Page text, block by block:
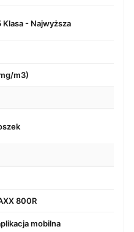
Klasa - Najwyższa
m3)
800R
mobilna